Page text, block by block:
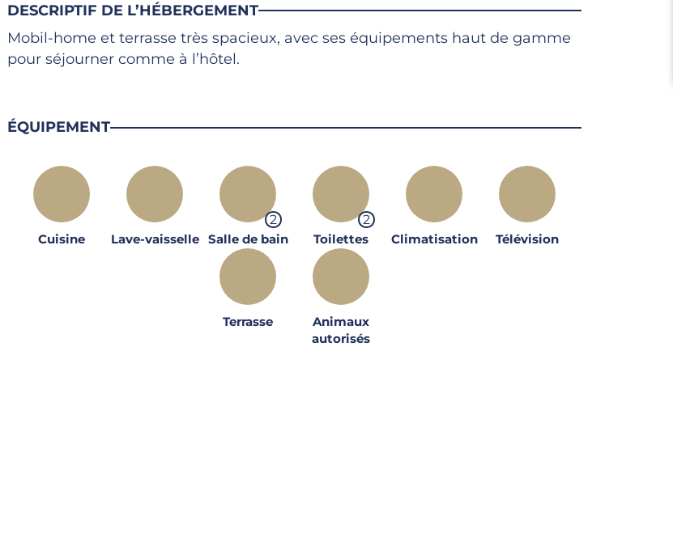
DESCRIPTIF DE L’HÉBERGEMENT
Mobil-home et terrasse très spacieux, avec ses équipements haut de gamme
pour séjourner comme à l’hôtel.
ÉQUIPEMENT
Cuisine Lave-vaisselle
2
Salle de bain
2
Toilettes Climatisation Télévision
Terrasse
Animaux
autorisés